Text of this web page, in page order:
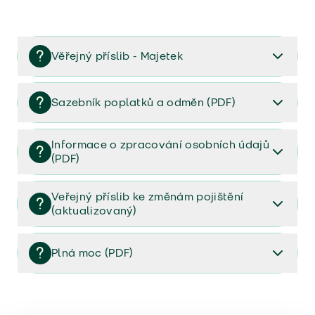
Věřejný příslib - Majetek
Věřejný příslib majetek 2023
Sazebník poplatků a odměn (PDF)
Sazebník poplatků a odměn (PDF)
Informace o zpracování osobních údajů
(PDF)
Informace o zpracování osobních údajů (PDF)
Veřejný příslib ke změnám pojištění
(aktualizovaný)
Veřejný příslib ke změnám pojištění (aktualizovaný)
Plná moc (PDF)